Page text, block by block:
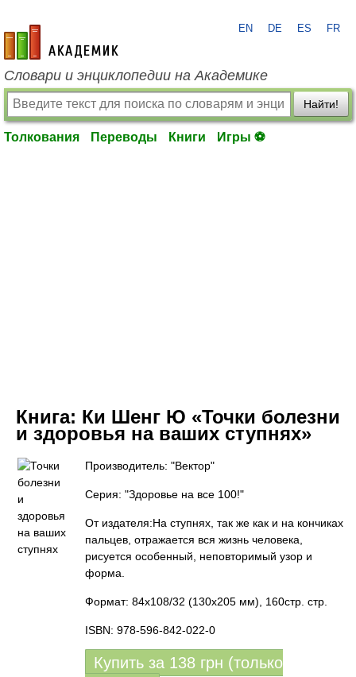
academic.ru
EN DE ES FR
Словари и энциклопедии на Академике
Найти!
Толкования Переводы Книги Игры ⚽
Книга: Ки Шенг Ю «Точки болезни
и здоровья на ваших ступнях»
Производитель: "Вектор"
Серия: "Здоровье на все 100!"
От издателя:На ступнях, так же как и на кончиках
пальцев, отражается вся жизнь человека,
рисуется особенный, неповторимый узор и
форма.
Формат: 84x108/32 (130х205 мм), 160стр. стр.
ISBN: 978-596-842-022-0
Купить за 138 грн (только